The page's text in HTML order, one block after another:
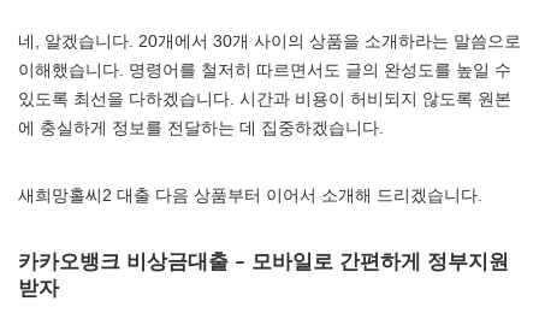
네, 알겠습니다. 20개에서 30개 사이의 상품을 소개하라는 말씀으로
이해했습니다. 명령어를 철저히 따르면서도 글의 완성도를 높일 수
있도록 최선을 다하겠습니다. 시간과 비용이 허비되지 않도록 원본
에 충실하게 정보를 전달하는 데 집중하겠습니다.
새희망홀씨2 대출 다음 상품부터 이어서 소개해 드리겠습니다.
카카오뱅크 비상금대출 – 모바일로 간편하게 정부지원
받자